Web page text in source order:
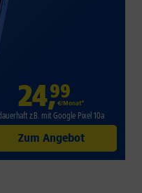
24,99
€/Monat*
z.B. mit Google Pixel 10a
Zum Angebot